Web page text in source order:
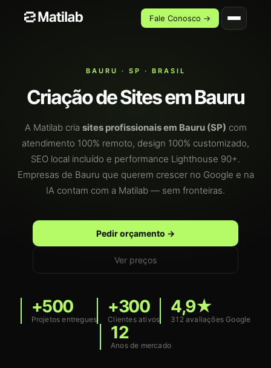
Fale Conosco →
BAURU · SP · BRASIL
Criação de Sites em Bauru
A Matilab cria sites profissionais em Bauru (SP) com
atendimento 100% remoto, design 100% customizado,
SEO local incluído e performance Lighthouse 90+.
Empresas de Bauru que querem crescer no Google e na
IA contam com a Matilab — sem fronteiras.
Pedir orçamento →
Ver preços
+500
Projetos entregues
+300
Clientes ativos
4,9★
312 avaliações Google
12
Anos de mercado